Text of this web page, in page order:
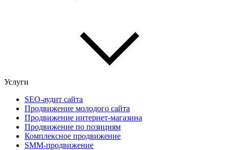
Услуги
SEO-аудит сайта
Продвижение молодого сайта
Продвижение интернет-магазина
Продвижение по позициям
Комплексное продвижение
SMM-продвижение